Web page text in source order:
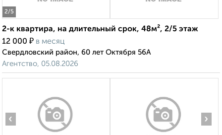
2/5
2-к квартира, на длительный срок, 48м², 2/5 этаж
12 000 ₽ в месяц
Свердловский район, 60 лет Октября 56А
Агентство, 05.08.2026
‹ ›